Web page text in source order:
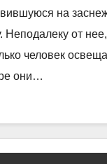
на
Неподалеку от
человек
они…